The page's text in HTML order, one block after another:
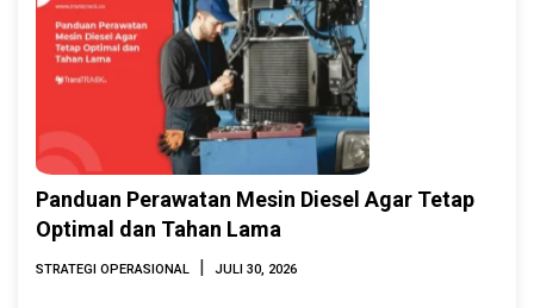
Panduan Perawatan Mesin Diesel Agar Tetap
Optimal dan Tahan Lama
STRATEGI OPERASIONAL | JULI 30, 2026